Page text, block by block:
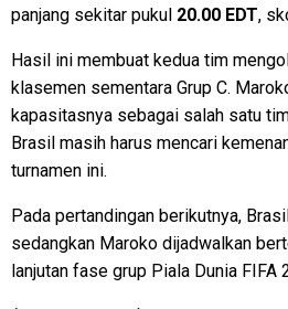
panjang sekitar pukul 20.00 EDT,
Hasil ini membuat kedua tim
klasemen sementara Grup C.
kapasitasnya sebagai salah satu
Brasil masih harus mencari
turnamen ini.
Pada pertandingan berikutnya,
sedangkan Maroko dijadwalkan
lanjutan fase grup Piala Dunia FIFA